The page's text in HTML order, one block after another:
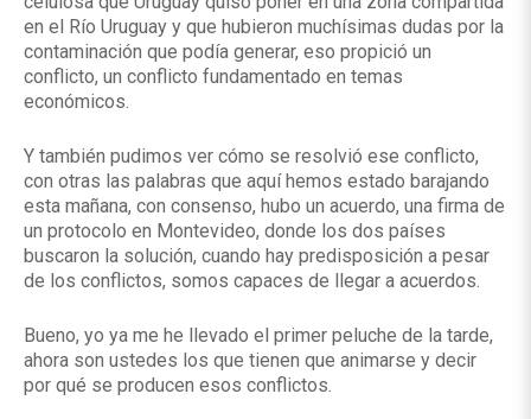
en el Río Uruguay y que hubieron muchísimas dudas por la
contaminación que podía generar, eso propició un
conflicto, un conflicto fundamentado en temas
económicos.
Y también pudimos ver cómo se resolvió ese conflicto,
con otras las palabras que aquí hemos estado barajando
esta mañana, con consenso, hubo un acuerdo, una firma de
un protocolo en Montevideo, donde los dos países
buscaron la solución, cuando hay predisposición a pesar
de los conflictos, somos capaces de llegar a acuerdos.
Bueno, yo ya me he llevado el primer peluche de la tarde,
ahora son ustedes los que tienen que animarse y decir
por qué se producen esos conflictos.